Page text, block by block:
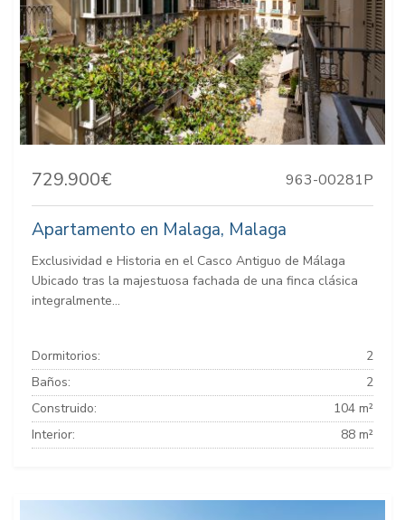
729.900€ 963-00281P
Apartamento en Malaga, Malaga
Exclusividad e Historia en el Casco Antiguo de Málaga
Ubicado tras la majestuosa fachada de una finca clásica
integralmente...
Dormitorios:
2
Baños:
2
Construido:
104 m²
Interior:
88 m²